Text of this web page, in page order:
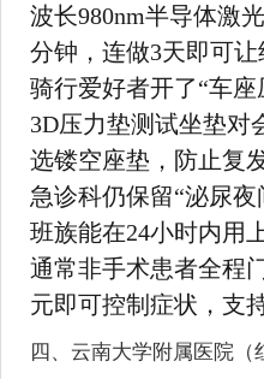
波长980nm半导体激
分钟，连做3天即可
骑行爱好者开了“车
3D压力垫测试坐垫对
选镂空座垫，防止复
急诊科仍保留“泌尿
班族能在24小时内用
通常非手术患者全程
元即可控制症状，支
四、云南大学附属医院